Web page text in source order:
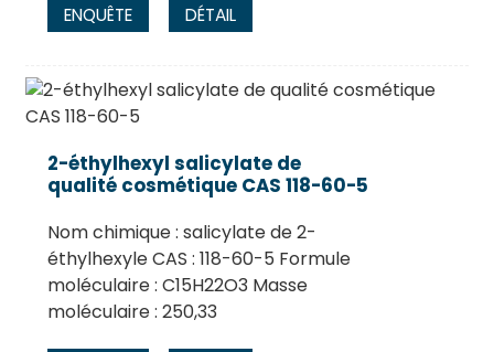
ENQUÊTE DÉTAIL
2-éthylhexyl salicylate de
qualité cosmétique CAS 118-60-5
Nom chimique : salicylate de 2-
éthylhexyle CAS : 118-60-5 Formule
moléculaire : C15H22O3 Masse
moléculaire : 250,33